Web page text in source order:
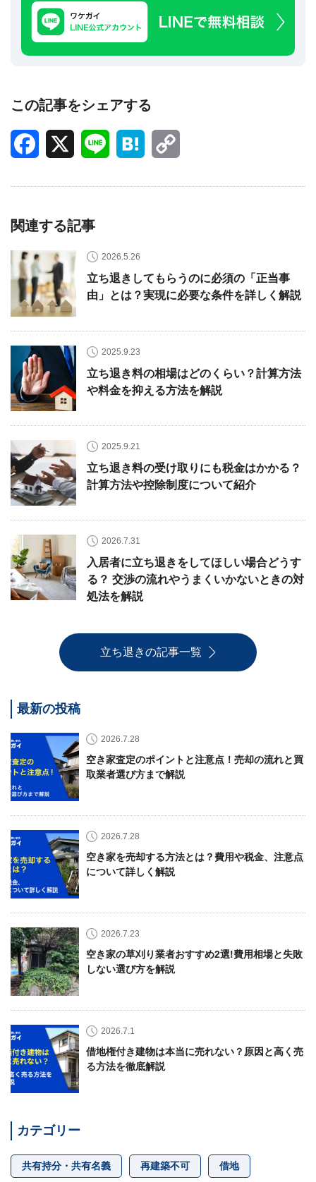
この記事をシェアする
Facebook
X Line Hatena
関連する記事
2026.5.26
立ち退きしてもらうのに必須の「正当事
由」とは？実現に必要な条件を詳しく解説
2025.9.23
立ち退き料の相場はどのくらい？計算方法
や料金を抑える方法を解説
2025.9.21
立ち退き料の受け取りにも税金はかかる？
計算方法や控除制度について紹介
2026.7.31
入居者に立ち退きをしてほしい場合どうす
る？ 交渉の流れやうまくいかないときの対
処法を解説
立ち退きの記事一覧
最新の投稿
2026.7.28
空き家査定のポイントと注意点！売却の流れと買
取業者選び方まで解説
2026.7.28
空き家を売却する方法とは？費用や税金、注意点
について詳しく解説
2026.7.23
空き家の草刈り業者おすすめ2選!費用相場と失敗
しない選び方を解説
2026.7.1
借地権付き建物は本当に売れない？原因と高く売
る方法を徹底解説
カテゴリー
共有持分・共有名義 再建築不可 借地